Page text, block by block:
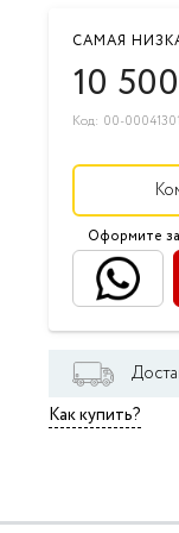
САМАЯ
10
Код: 00-00041301
Оформите
Как купить?